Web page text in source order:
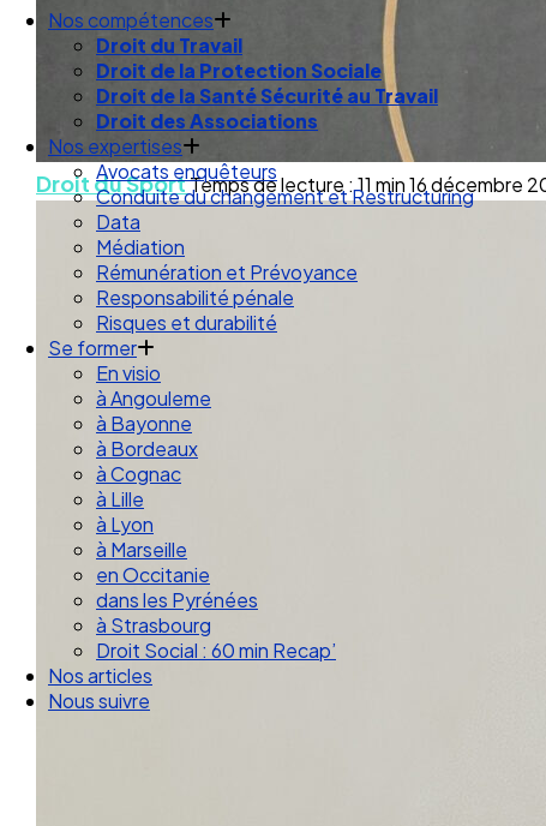
Nos compétences
Droit du Travail
Droit de la Protection Sociale
Droit de la Santé Sécurité au Travail
Droit des Associations
Nos expertises
Avocats enquêteurs
Conduite du changement et Restructuring
Data
Médiation
Rémunération et Prévoyance
Responsabilité pénale
Risques et durabilité
Se former
En visio
à Angouleme
à Bayonne
à Bordeaux
à Cognac
à Lille
à Lyon
à Marseille
en Occitanie
dans les Pyrénées
à Strasbourg
Droit Social : 60 min Recap’
Nos articles
Nous suivre
Droit du SportTemps de lecture : 11 min16 décembre